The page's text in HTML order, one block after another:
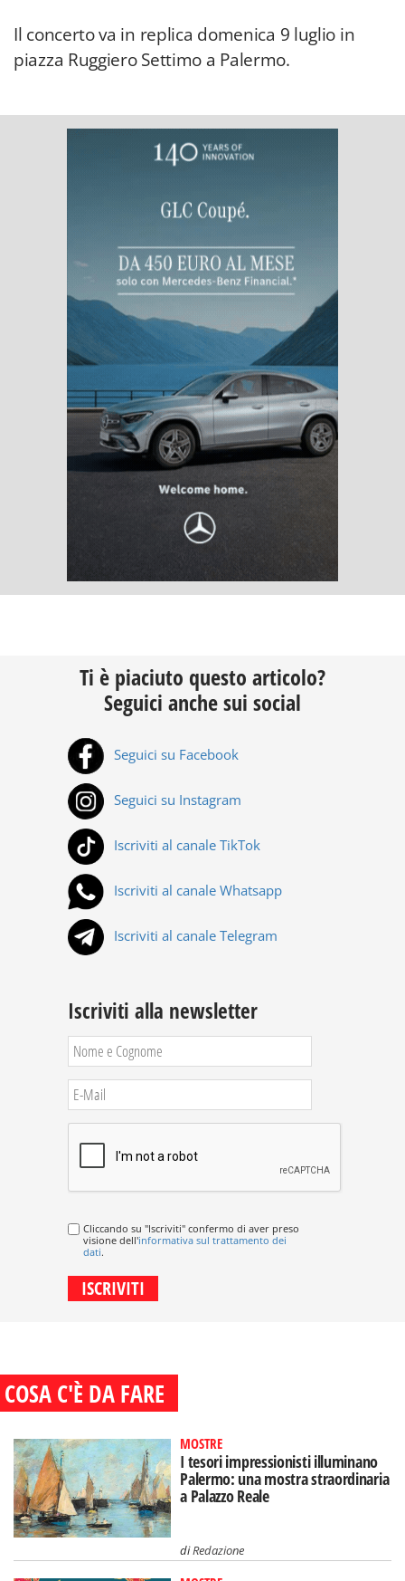
Il concerto va in replica domenica 9 luglio in
piazza Ruggiero Settimo a Palermo.
Ti è piaciuto questo articolo?
Seguici anche sui social
Seguici su Facebook
Seguici su Instagram
Iscriviti al canale TikTok
Iscriviti al canale Whatsapp
Iscriviti al canale Telegram
Iscriviti alla newsletter
Cliccando su "Iscriviti" confermo di aver preso
visione dell'informativa sul trattamento dei
dati.
COSA C'È DA FARE
MOSTRE
I tesori impressionisti illuminano
Palermo: una mostra straordinaria
a Palazzo Reale
diRedazione